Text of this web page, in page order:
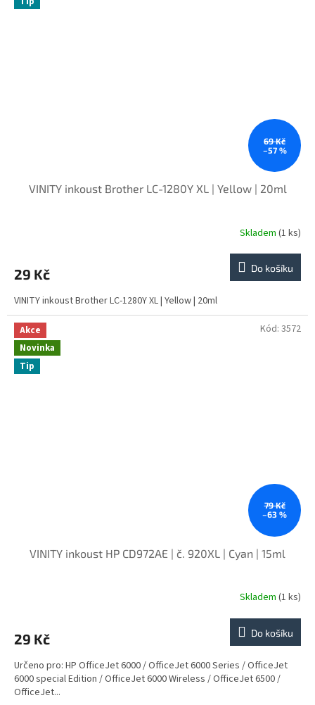
69 Kč
–57 %
VINITY inkoust Brother LC-1280Y XL | Yellow | 20ml
Skladem (1 ks)
29 Kč Do košíku
VINITY inkoust Brother LC-1280Y XL | Yellow | 20ml
Akce
Novinka
Tip
79 Kč
–63 %
VINITY inkoust HP CD972AE | č. 920XL | Cyan | 15ml
Skladem (1 ks)
29 Kč Do košíku
Určeno pro: HP OfficeJet 6000 / OfficeJet 6000 Series / OfficeJet
6000 special Edition / OfficeJet 6000 Wireless / OfficeJet 6500 /
OfficeJet...
Kód: 3572